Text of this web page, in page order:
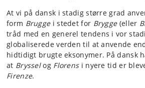
At vi på dansk i stadig større grad
form Bruggei stedet for Brygge(eller
tråd med en generel tendens i vor
globaliserede verden til at anvende
hidtidigt brugte eksonymer. På dansk
at Brysselog Florensi nyere tid er
Firenze.